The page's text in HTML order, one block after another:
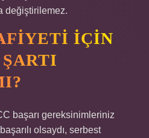
değiştirilemez.
IÇIN
başarı gereksinimleriniz
olsaydı, serbest